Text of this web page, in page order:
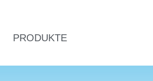
PRODUKTE